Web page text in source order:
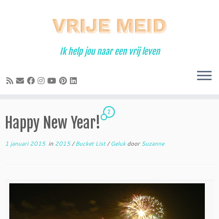
Ik help jou naar een vrij leven
Happy New Year!
2
1 januari 2015in 2015/Bucket List/GelukdoorSuzanne